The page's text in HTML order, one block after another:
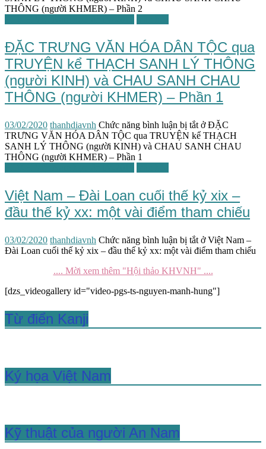
THÔNG (người KHMER) – Phần 2
ĐẶC TRƯNG VĂN HÓA DÂN TỘC qua
TRUYỆN kể THẠCH SANH LÝ THÔNG
(người KINH) và CHAU SANH CHAU
THÔNG (người KHMER) – Phần 1
03/02/2020 thanhdiavnh Chức năng bình luận bị tắt ở ĐẶC
TRƯNG VĂN HÓA DÂN TỘC qua TRUYỆN kể THẠCH
SANH LÝ THÔNG (người KINH) và CHAU SANH CHAU
THÔNG (người KHMER) – Phần 1
Việt Nam – Đài Loan cuối thế kỷ xix –
đầu thế kỷ xx: một vài điểm tham chiếu
03/02/2020 thanhdiavnh Chức năng bình luận bị tắt ở Việt Nam –
Đài Loan cuối thế kỷ xix – đầu thế kỷ xx: một vài điểm tham chiếu
.... Mời xem thêm "Hội thảo KHVNH" ....
[dzs_videogallery id="video-pgs-ts-nguyen-manh-hung"]
Từ điển Kanji
Ký họa Việt Nam
Kỹ thuật của người An Nam